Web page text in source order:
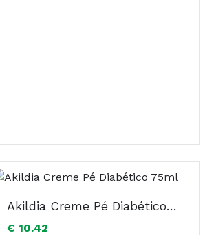
Akildia Creme Pé Diabético 75ml
€ 10.42